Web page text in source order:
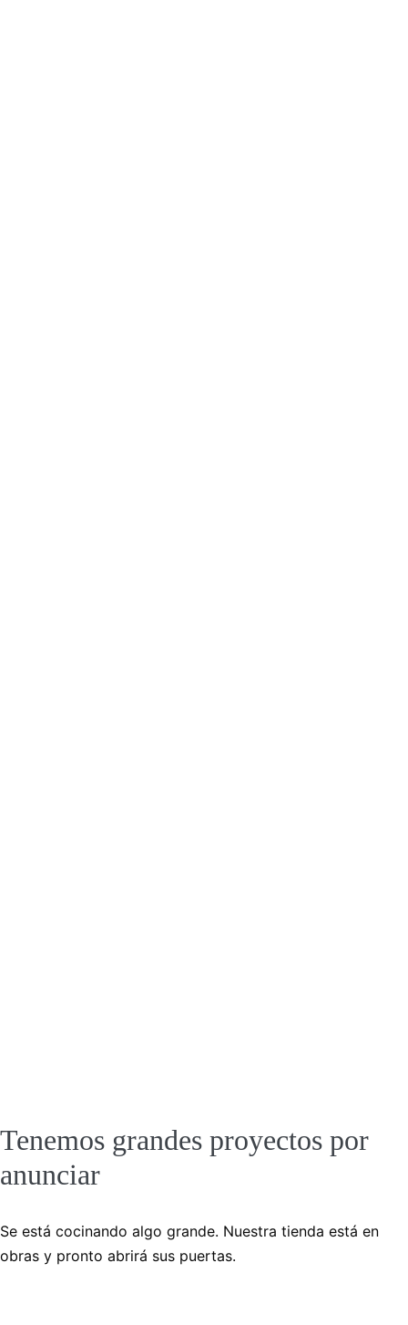
Tenemos grandes proyectos por
anunciar
Se está cocinando algo grande. Nuestra tienda está en
obras y pronto abrirá sus puertas.